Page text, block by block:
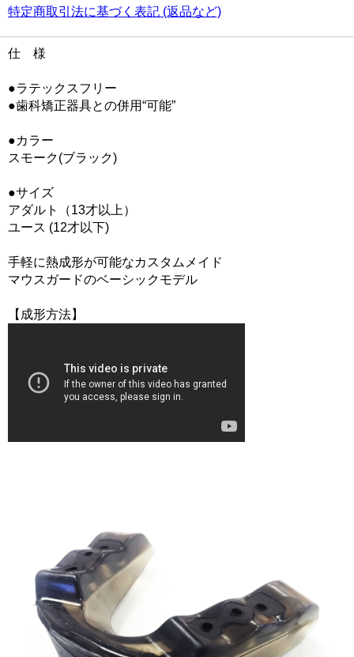
特定商取引法に基づく表記 (返品など)
仕 様
●ラテックスフリー
●歯科矯正器具との併用“可能”
●カラー
スモーク(ブラック)
●サイズ
アダルト（13才以上）
ユース (12才以下)
手軽に熱成形が可能なカスタムメイド
マウスガードのベーシックモデル
【成形方法】